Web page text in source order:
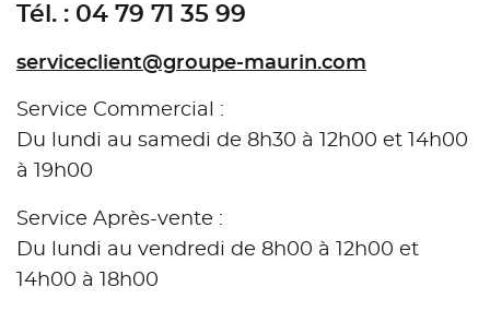
Tél. : 04 79 71 35 99
serviceclient@groupe-maurin.com
Service Commercial :
Du lundi au samedi de 8h30 à 12h00 et 14h00
à 19h00
Service Après-vente :
Du lundi au vendredi de 8h00 à 12h00 et
14h00 à 18h00